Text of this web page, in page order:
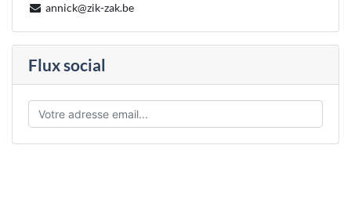
annick@zik-zak.be
Flux social